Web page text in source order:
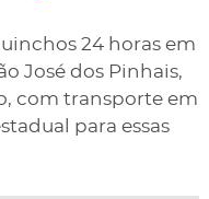
24 horas em
José dos Pinhais,
com transporte em
para essas